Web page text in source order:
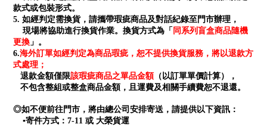
款式或包裝形式。
5. 如經判定需換貨，請攜帶瑕疵商品及對話紀錄至門市辦理，
現場將協助進行換貨作業。換貨方式為「 同系列盲盒商品隨機
更換 」。
6.海外訂單如經判定為商品瑕疵，恕不提供換貨服務，將以退款方
式處理；
退款金額僅限該瑕疵商品之單品金額（以訂單單價計算），
不包含整組或整盒商品金額，且運費及相關手續費恕不退還。
◎如不便前往門市，將由總公司安排寄送，請提供以下資訊：
▪寄件方式：7-11 或 大榮貨運